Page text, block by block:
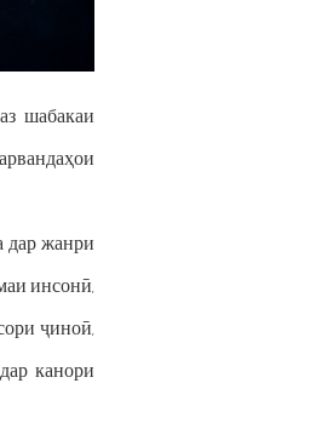
шабакаи
жанри
инсонӣ,
ҷиноӣ,
канори